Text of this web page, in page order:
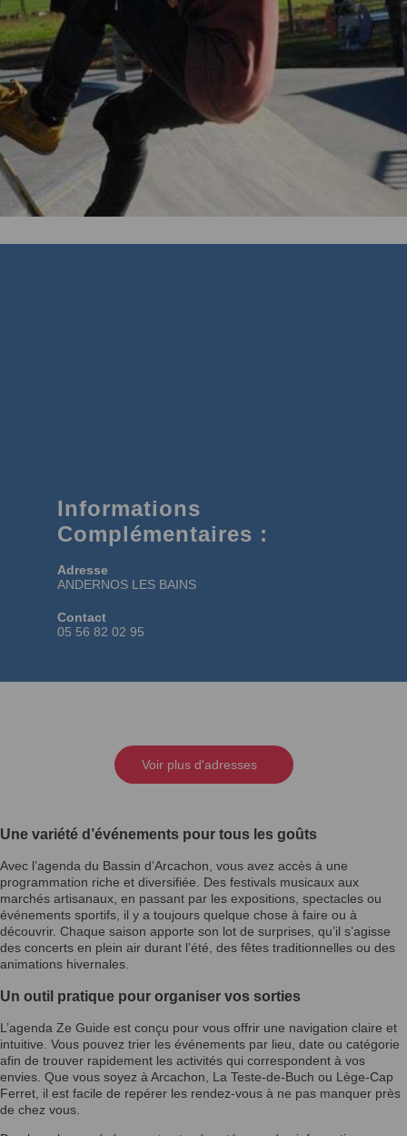
Informations
Complémentaires :
Adresse
ANDERNOS LES BAINS
Contact
05 56 82 02 95
Voir plus d'adresses
Une variété d’événements pour tous les goûts
Avec l’agenda du Bassin d’Arcachon, vous avez accès à une
programmation riche et diversifiée. Des festivals musicaux aux
marchés artisanaux, en passant par les expositions, spectacles ou
événements sportifs, il y a toujours quelque chose à faire ou à
découvrir. Chaque saison apporte son lot de surprises, qu’il s’agisse
des concerts en plein air durant l’été, des fêtes traditionnelles ou des
animations hivernales.
Un outil pratique pour organiser vos sorties
L’agenda Ze Guide est conçu pour vous offrir une navigation claire et
intuitive. Vous pouvez trier les événements par lieu, date ou catégorie
afin de trouver rapidement les activités qui correspondent à vos
envies. Que vous soyez à Arcachon, La Teste-de-Buch ou Lège-Cap
Ferret, il est facile de repérer les rendez-vous à ne pas manquer près
de chez vous.